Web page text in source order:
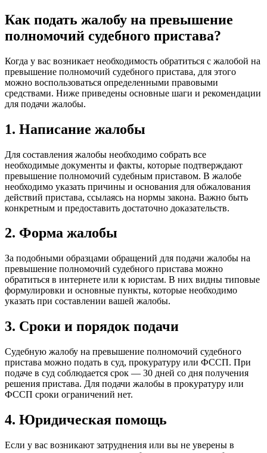
Как подать жалобу на превышение
полномочий судебного пристава?
Когда у вас возникает необходимость обратиться с жалобой на
превышение полномочий судебного пристава, для этого
можно воспользоваться определенными правовыми
средствами. Ниже приведены основные шаги и рекомендации
для подачи жалобы.
1. Написание жалобы
Для составления жалобы необходимо собрать все
необходимые документы и факты, которые подтверждают
превышение полномочий судебным приставом. В жалобе
необходимо указать причины и основания для обжалования
действий пристава, ссылаясь на нормы закона. Важно быть
конкретным и предоставить достаточно доказательств.
2. Форма жалобы
За подобными образцами обращений для подачи жалобы на
превышение полномочий судебного пристава можно
обратиться в интернете или к юристам. В них видны типовые
формулировки и основные пункты, которые необходимо
указать при составлении вашей жалобы.
3. Сроки и порядок подачи
Судебную жалобу на превышение полномочий судебного
пристава можно подать в суд, прокуратуру или ФССП. При
подаче в суд соблюдается срок — 30 дней со дня получения
решения пристава. Для подачи жалобы в прокуратуру или
ФССП сроки ограничений нет.
4. Юридическая помощь
Если у вас возникают затруднения или вы не уверены в